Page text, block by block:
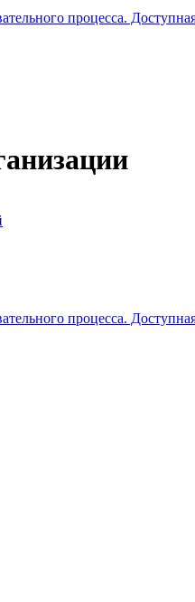
процесса.
процесса.